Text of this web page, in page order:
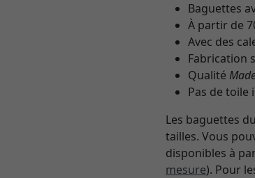
Baguettes
À partir de
Avec des
Fabrication
Qualité
Pas de toile
Les baguettes
tailles. Vous
disponibles à
mesure). Pour